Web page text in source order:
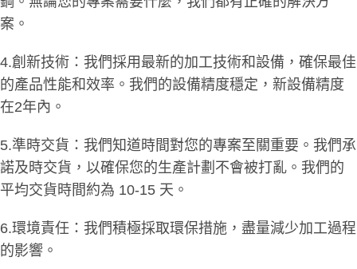
案。
4.創新技術：我們採用最新的加工技術和設備，確保最佳
的產品性能和效率。我們的設備精度穩定，新設備精度
在2年內。
5.準時交貨：我們知道時間對您的專案至關重要。我們承
諾及時交貨，以確保您的生產計劃不會被打亂。我們的
平均交貨時間約為 10-15 天。
6.環境責任：我們積極採取環保措施，盡量減少加工過程
的影響。